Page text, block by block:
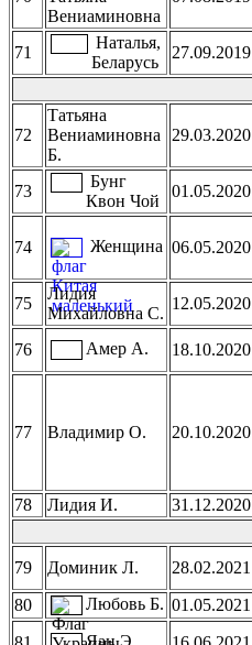
Вениаминовна
71
Наталья,
Беларусь
27.09.2019
72
Татьяна
Вениаминовна
Б.
29.03.2020
73
Бунг
Квон Чой
01.05.2020
74 Женщина 06.05.2020
75
Лидия
Михайловна С.
12.05.2020
76 Амер А. 18.10.2020
77 Владимир О. 20.10.2020
78 Лидия И. 31.12.2020
79
Доминик Л. 28.02.2021
80
Любовь Б. 01.05.2021
Яан Э.